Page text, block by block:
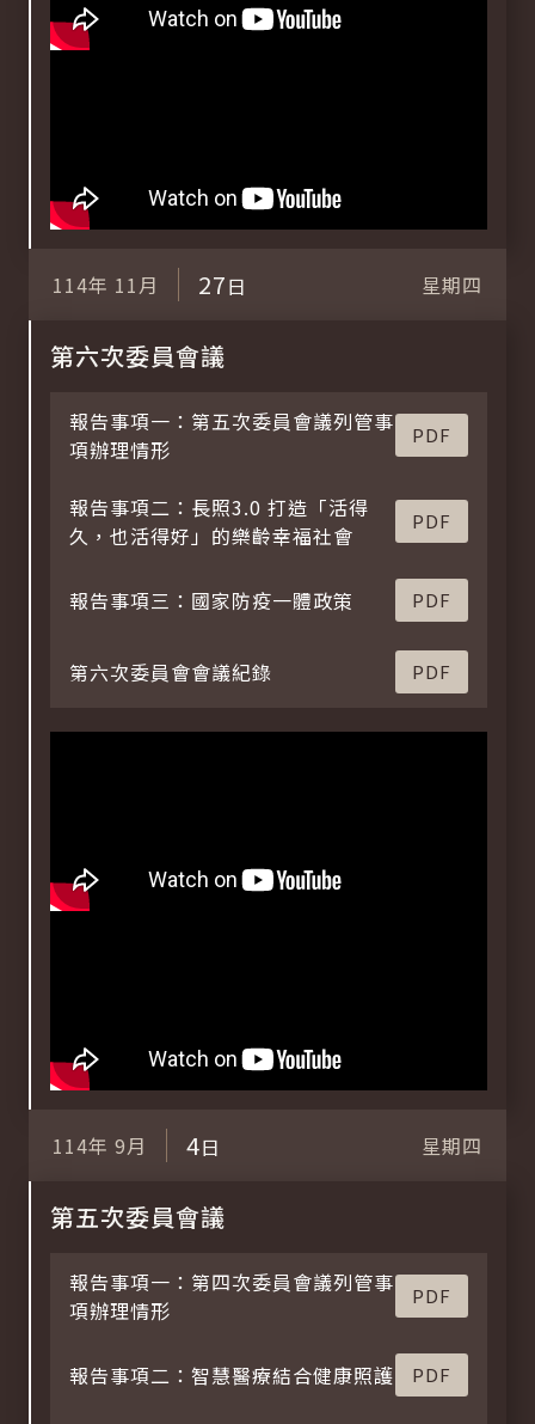
114年 11月 27日 星期四
第六次委員會議
報告事項一：第五次委員會議列管事
項辦理情形
PDF
報告事項二：長照3.0 打造「活得
久，也活得好」的樂齡幸福社會
PDF
報告事項三：國家防疫一體政策 PDF
第六次委員會會議紀錄 PDF
114年 9月 4日 星期四
第五次委員會議
報告事項一：第四次委員會議列管事
項辦理情形
PDF
報告事項二：智慧醫療結合健康照護 PDF